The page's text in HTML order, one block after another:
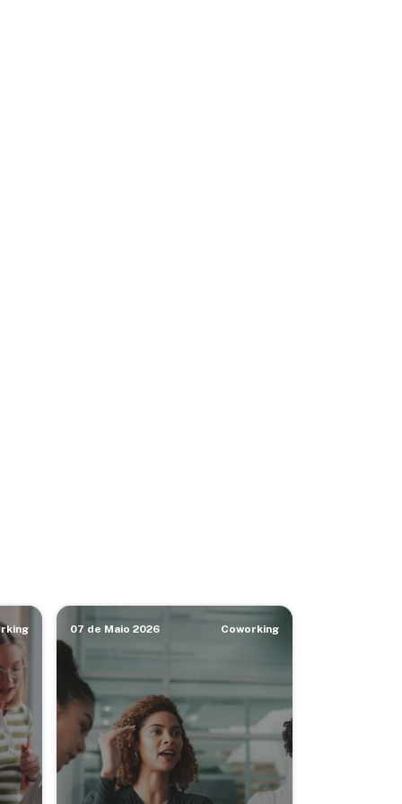
07 de Maio 2026 Coworking